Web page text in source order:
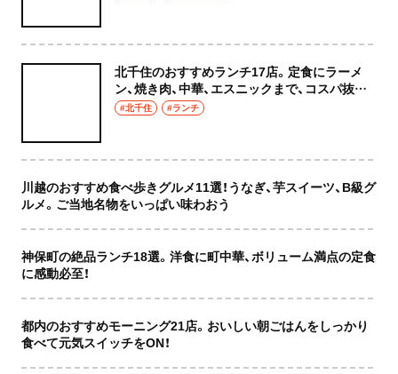
北千住のおすすめランチ17店。定食にラーメ
ン、焼き肉、中華、エスニックまで、コスパ抜群
な店もおしゃれな店も網羅してご紹介！
#北千住 #ランチ
川越のおすすめ食べ歩きグルメ11選！うなぎ、芋スイーツ、B級グ
ルメ。ご当地名物をいっぱい味わおう
神保町の絶品ランチ18選。洋食に町中華、ボリューム満点の定食
に感動必至！
都内のおすすめモーニング21店。おいしい朝ごはんをしっかり
食べて元気スイッチをON！